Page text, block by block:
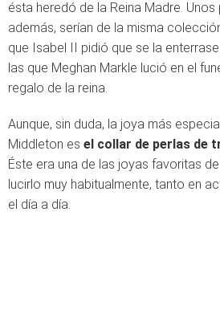
ésta heredó de la Reina Madre. Unos
además, serían de la misma
que Isabel II pidió que se la
las que Meghan Markle lució en el
regalo de la reina.
Aunque, sin duda, la joya más
Middleton es el collar de perlas de
Éste era una de las joyas favoritas
lucirlo muy habitualmente, tanto en
el día a día.